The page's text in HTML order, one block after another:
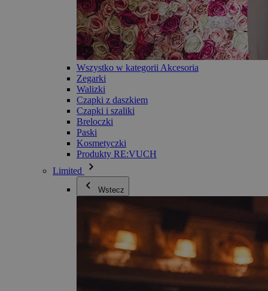
Wszystko w kategorii Akcesoria
Zegarki
Walizki
Czapki z daszkiem
Czapki i szaliki
Breloczki
Paski
Kosmetyczki
Produkty RE:VUCH
Limited
Wstecz